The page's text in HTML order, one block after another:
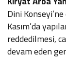
Dini
Kasım’da
reddedilmesi,
devam eden